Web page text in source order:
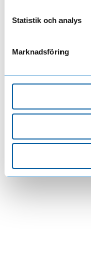
Statistik och analys
Marknadsföring